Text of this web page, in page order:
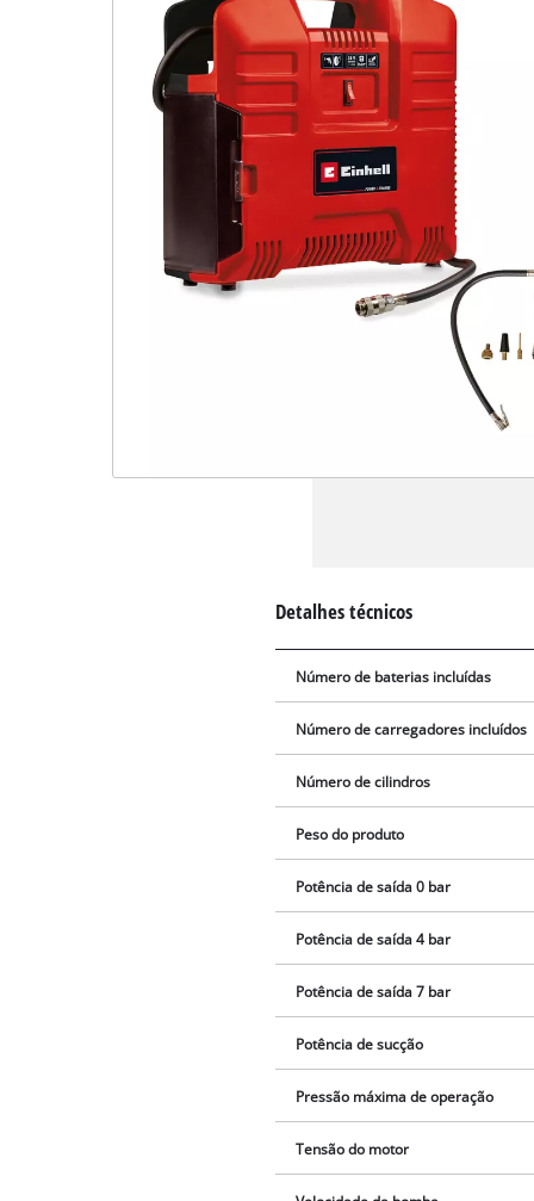
Detalhes técnicos
Número de baterias incluídas
Número de carregadores incluídos
Número de cilindros
Peso do produto
Potência de saída 0 bar
Potência de saída 4 bar
Potência de saída 7 bar
Potência de sucção
Pressão máxima de operação
Tensão do motor